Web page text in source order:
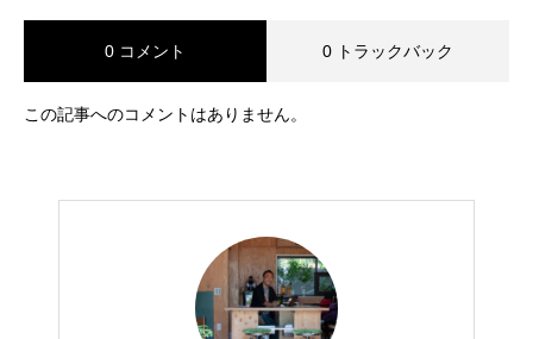
0 コメント 0 トラックバック
この記事へのコメントはありません。